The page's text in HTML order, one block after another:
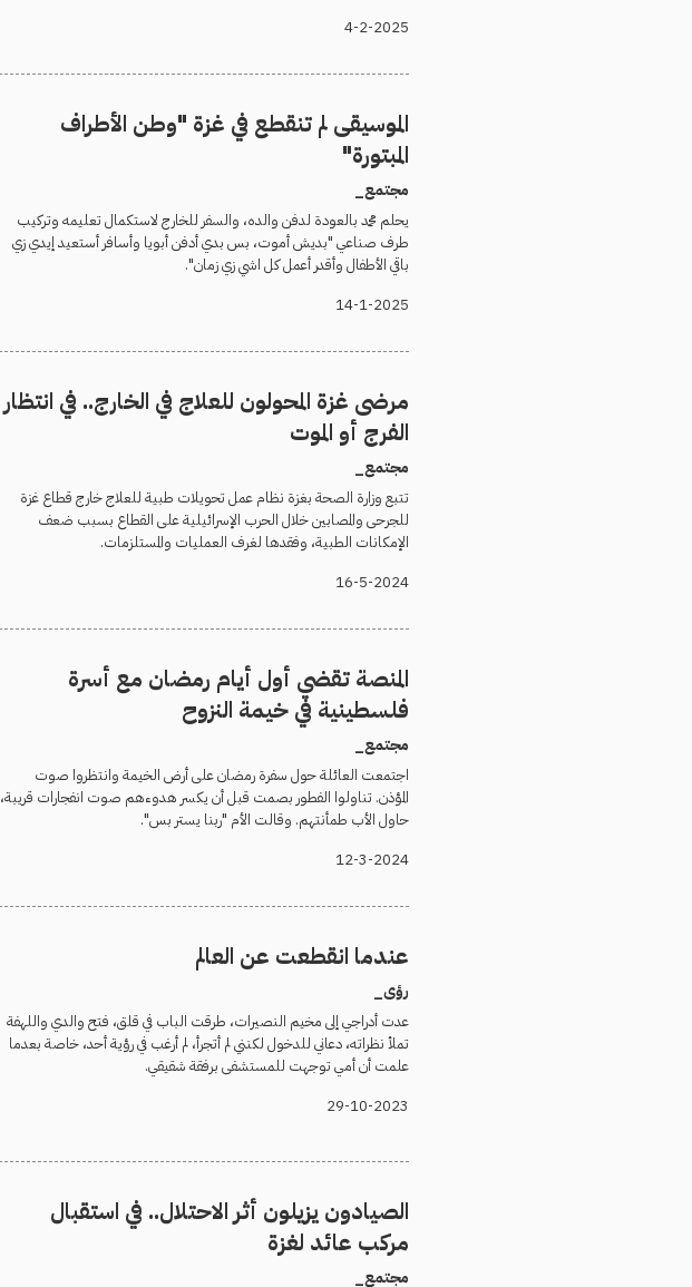
4-2-2025
الموسيقى لم تنقطع في غزة "وطن الأطراف
المبتورة"
مجتمع_
يحلم محمد بالعودة لدفن والده، والسفر للخارج لاستكمال تعليمه وتركيب
طرف صناعي "بديش أموت، بس بدي أدفن أبويا وأسافر أستعيد إيدي زي
باقي الأطفال وأقدر أعمل كل اشي زي زمان".
14-1-2025
مرضى غزة المحولون للعلاج في الخارج.. في انتظار
الفرج أو الموت
مجتمع_
تتبع وزارة الصحة بغزة نظام عمل تحويلات طبية للعلاج خارج قطاع غزة
للجرحى والمصابين خلال الحرب الإسرائيلية على القطاع بسبب ضعف
الإمكانات الطبية، وفقدها لغرف العمليات والمستلزمات.
16-5-2024
المنصة تقضي أول أيام رمضان مع أسرة
فلسطينية في خيمة النزوح
مجتمع_
اجتمعت العائلة حول سفرة رمضان على أرض الخيمة وانتظروا صوت
المؤذن. تناولوا الفطور بصمت قبل أن يكسر هدوءهم صوت انفجارات قريبة،
حاول الأب طمأنتهم. وقالت الأم "ربنا يستر بس".
12-3-2024
عندما انقطعت عن العالم
رؤى_
عدت أدراجي إلى مخيم النصيرات، طرقت الباب في قلق، فتح والدي واللهفة
تملأ نظراته، دعاني للدخول لكنني لم أتجرأ، لم أرغب في رؤية أحد، خاصة بعدما
علمت أن أمي توجهت للمستشفى برفقة شقيقي.
29-10-2023
الصيادون يزيلون أثر الاحتلال.. في استقبال
مركب عائد لغزة
مجتمع_